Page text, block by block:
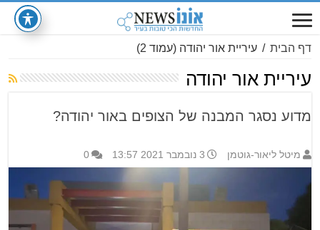
דף הבית / עיריית אור יהודה (עמוד 2)
עיריית אור יהודה
מדוע נסגר המבנה של הצופים באור יהודה?
מיטל ליאור-גוטמן 3 נובמבר 2021 13:57 0